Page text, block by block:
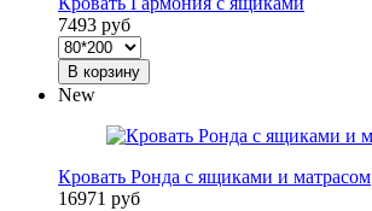
7493 руб
В корзину
New
Кровать Ронда с ящиками и матрасом
16971 руб